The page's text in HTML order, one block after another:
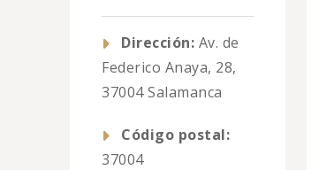
Dirección: Av. de
Federico Anaya, 28,
37004 Salamanca
Código postal:
37004